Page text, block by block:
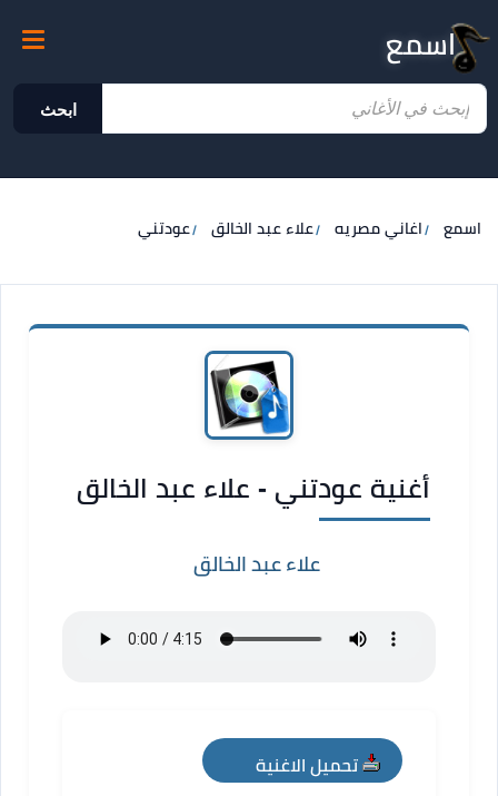
اسمع
ابحث
اسمع اغاني مصريه علاء عبد الخالق عودتني
أغنية عودتني - علاء عبد الخالق
علاء عبد الخالق
تحميل الاغنية